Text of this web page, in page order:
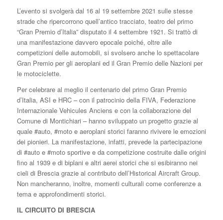
L’evento si svolgerà dal 16 al 19 settembre 2021 sulle stesse
strade che ripercorrono quell’antico tracciato, teatro del primo
“Gran Premio d’Italia” disputato il 4 settembre 1921. Si trattò di
una manifestazione davvero epocale poiché, oltre alle
competizioni delle automobili, si svolsero anche lo spettacolare
Gran Premio per gli aeroplani ed il Gran Premio delle Nazioni per
le motociclette.
Per celebrare al meglio il centenario del primo Gran Premio
d’Italia, ASI e HRC – con il patrocinio della FIVA, Federazione
Internazionale Vehicules Anciens e con la collaborazione del
Comune di Montichiari – hanno sviluppato un progetto grazie al
quale #auto, #moto e aeroplani storici faranno rivivere le emozioni
dei pionieri. La manifestazione, infatti, prevede la partecipazione
di #auto e #moto sportive e da competizione costruite dalle origini
fino al 1939 e di biplani e altri aerei storici che si esibiranno nei
cieli di Brescia grazie al contributo dell’Historical Aircraft Group.
Non mancheranno, inoltre, momenti culturali come conferenze a
tema e approfondimenti storici.
IL CIRCUITO DI BRESCIA